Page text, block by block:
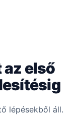
első
lépésekből áll.